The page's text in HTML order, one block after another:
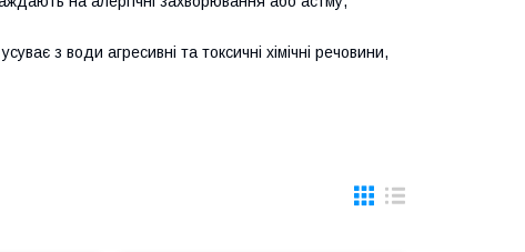
з води агресивні та токсичні хімічні речовини,